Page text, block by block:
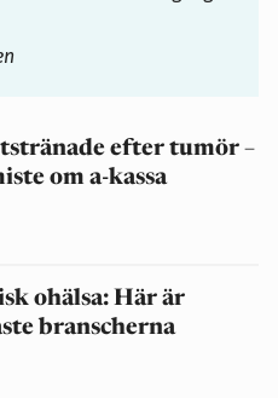
efter tumör –
om a-kassa
ohälsa: Här är
branscherna